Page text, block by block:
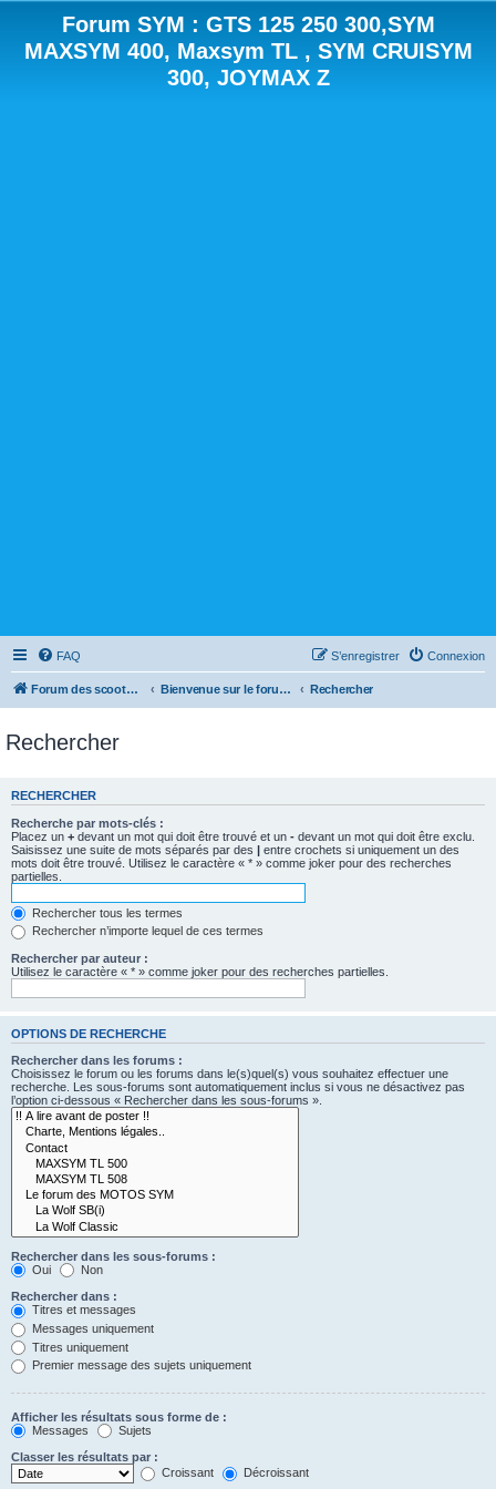
Forum SYM : GTS 125 250 300,SYM
MAXSYM 400, Maxsym TL , SYM CRUISYM
300, JOYMAX Z
FAQ Connexion
S’enregistrer
Forum des scooters SYM - GTS -MAXSYM - CRUISYM - JOYMAX - Maxsym TL Bienvenue sur le forum des scooters de la gamme SYM Rechercher
Rechercher
RECHERCHER
Recherche par mots-clés :
Placez un + devant un mot qui doit être trouvé et un - devant un mot qui doit être exclu.
Saisissez une suite de mots séparés par des | entre crochets si uniquement un des
mots doit être trouvé. Utilisez le caractère « * » comme joker pour des recherches
partielles.
Rechercher tous les termes
Rechercher n’importe lequel de ces termes
Rechercher par auteur :
Utilisez le caractère « * » comme joker pour des recherches partielles.
OPTIONS DE RECHERCHE
Rechercher dans les forums :
Choisissez le forum ou les forums dans le(s)quel(s) vous souhaitez effectuer une
recherche. Les sous-forums sont automatiquement inclus si vous ne désactivez pas
l’option ci-dessous « Rechercher dans les sous-forums ».
Rechercher dans les sous-forums :
Oui
Non
Rechercher dans :
Titres et messages
Messages uniquement
Titres uniquement
Premier message des sujets uniquement
Afficher les résultats sous forme de :
Messages
Sujets
Classer les résultats par :
Croissant
Décroissant